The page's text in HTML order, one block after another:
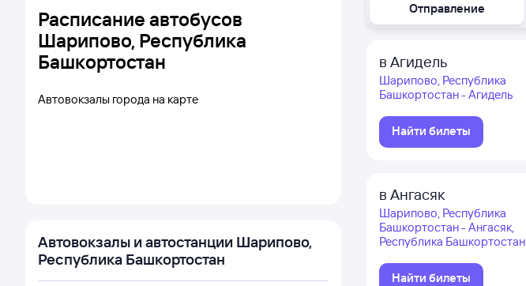
Отправление
в Агидель
Шарипово, Республика
Башкортостан - Агидель
Найти билеты
в Ангасяк
Шарипово, Республика
Башкортостан - Ангасяк,
Республика Башкортостан
Найти билеты
Расписание автобусов
Шарипово, Республика
Башкортостан
Автовокзалы города на карте
Автовокзалы и автостанции Шарипово,
Республика Башкортостан